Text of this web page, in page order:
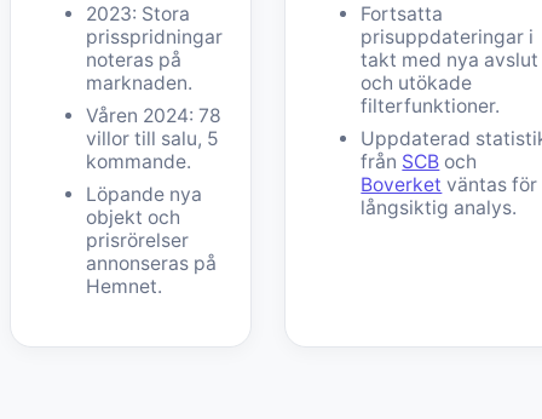
2023: Stora
prisspridningar
noteras på
marknaden.
Våren 2024: 78
villor till salu, 5
kommande.
Löpande nya
objekt och
prisrörelser
annonseras på
Hemnet.
Fortsatta
prisuppdateringar i
takt med nya avslut
och utökade
filterfunktioner.
Uppdaterad
från SCB och
Boverket väntas för
långsiktig analys.